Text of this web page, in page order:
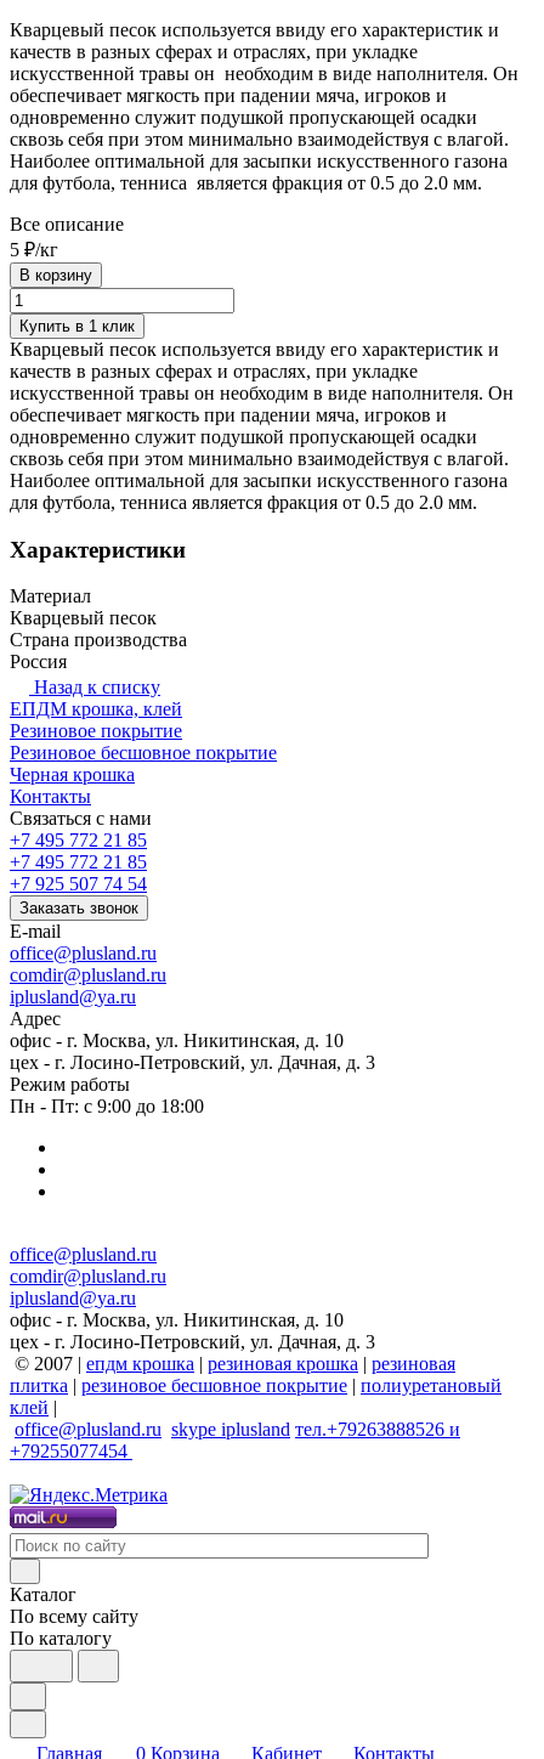
Кварцевый песок используется ввиду его характеристик и
качеств в разных сферах и отраслях, при укладке
искусственной травы он необходим в виде наполнителя. Он
обеспечивает мягкость при падении мяча, игроков и
одновременно служит подушкой пропускающей осадки
сквозь себя при этом минимально взаимодействуя с влагой.
Наиболее оптимальной для засыпки искусственного газона
для футбола, тенниса является фракция от 0.5 до 2.0 мм.
Все описание
5 ₽/кг
В корзину
Купить в 1 клик
Кварцевый песок используется ввиду его характеристик и
качеств в разных сферах и отраслях, при укладке
искусственной травы он необходим в виде наполнителя. Он
обеспечивает мягкость при падении мяча, игроков и
одновременно служит подушкой пропускающей осадки
сквозь себя при этом минимально взаимодействуя с влагой.
Наиболее оптимальной для засыпки искусственного газона
для футбола, тенниса является фракция от 0.5 до 2.0 мм.
Характеристики
Материал
Кварцевый песок
Страна производства
Россия
Назад к списку
ЕПДМ крошка, клей
Резиновое покрытие
Резиновое бесшовное покрытие
Черная крошка
Контакты
Связаться с нами
+7 495 772 21 85
+7 495 772 21 85
+7 925 507 74 54
Заказать звонок
E-mail
office@plusland.ru
comdir@plusland.ru
iplusland@ya.ru
Адрес
офис - г. Москва, ул. Никитинская, д. 10
цех - г. Лосино-Петровский, ул. Дачная, д. 3
Режим работы
Пн - Пт: с 9:00 до 18:00
office@plusland.ru
comdir@plusland.ru
iplusland@ya.ru
офис - г. Москва, ул. Никитинская, д. 10
цех - г. Лосино-Петровский, ул. Дачная, д. 3
© 2007 | епдм крошка | резиновая крошка | резиновая
плитка | резиновое бесшовное покрытие | полиуретановый
клей |
office@plusland.ru skype iplusland тел.+79263888526 и
+79255077454
Каталог
По всему сайту
По каталогу
Главная 0 Корзина Кабинет Контакты